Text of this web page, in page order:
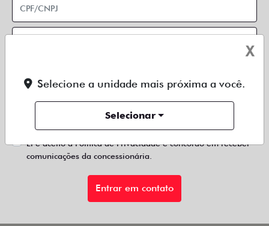
Preferência de contato:
Telefone Email
Li e aceito aPolítica de Privacidadee concordo em receber
comunicações da concessionária.
Entrar em contato
X
Selecione a unidade mais próxima a você.
Selecionar